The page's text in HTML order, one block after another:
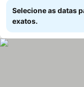
Selecione as datas
exatos.